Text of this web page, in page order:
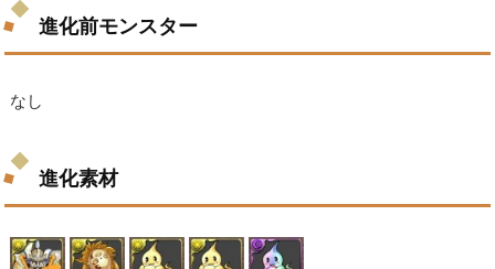
進化前モンスター
なし
進化素材